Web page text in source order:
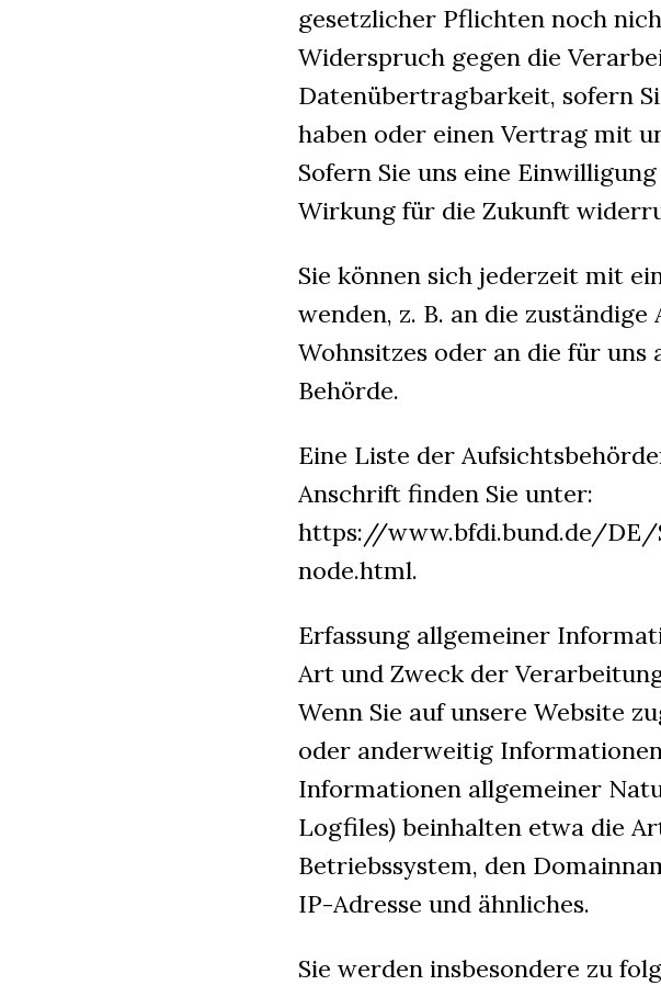
gesetzlicher Pflichten noch
Widerspruch gegen die
Datenübertragbarkeit, sofern
haben oder einen Vertrag mit
Sofern Sie uns eine
Wirkung für die Zukunft
Sie können sich jederzeit mit
wenden, z. B. an die
Wohnsitzes oder an die für
Behörde.
Eine Liste der
Anschrift finden Sie unter:
https://www.bfdi.bund.de/
node.html.
Erfassung allgemeiner
Art und Zweck der
Wenn Sie auf unsere Website
oder anderweitig
Informationen allgemeiner
Logfiles) beinhalten etwa die
Betriebssystem, den
IP-Adresse und ähnliches.
Sie werden insbesondere zu